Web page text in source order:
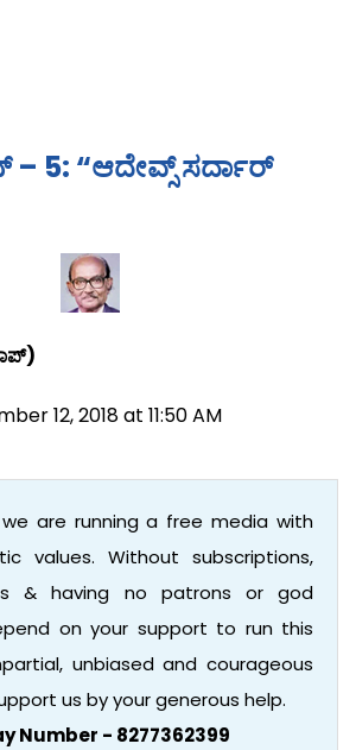
– 5: “ಆದೇವ್ಸ್ ಸರ್ದಾರ್
12, 2018 at 11:50 AM
we are running a free media with
values. Without subscriptions,
& having no patrons or god
on your support to run this
unbiased and courageous
us by your generous help.
Number - 8277362399